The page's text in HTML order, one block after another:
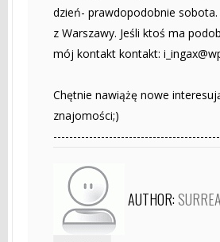
dzień- prawdopodobnie sobota.
z Warszawy. Jeśli ktoś ma
mój kontakt kontakt:
Chętnie nawiążę nowe
znajomości;)
AUTHOR: